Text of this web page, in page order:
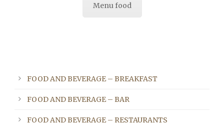
Menu food
FOOD AND BEVERAGE – BREAKFAST
FOOD AND BEVERAGE – BAR
FOOD AND BEVERAGE – RESTAURANTS